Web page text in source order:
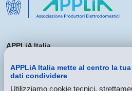
APPLiA Italia
P.Iva 05455230960
C.F. 97434680159
Tel+39.02.435.188.1
APPLiA Italia mette al centro la
dati condividere
Utilizziamo cookie tecnici,